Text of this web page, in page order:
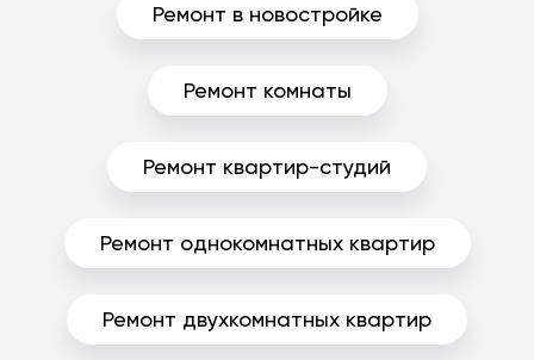
Ремонт в новостройке
Ремонт комнаты
Ремонт квартир-студий
Ремонт однокомнатных квартир
Ремонт двухкомнатных квартир